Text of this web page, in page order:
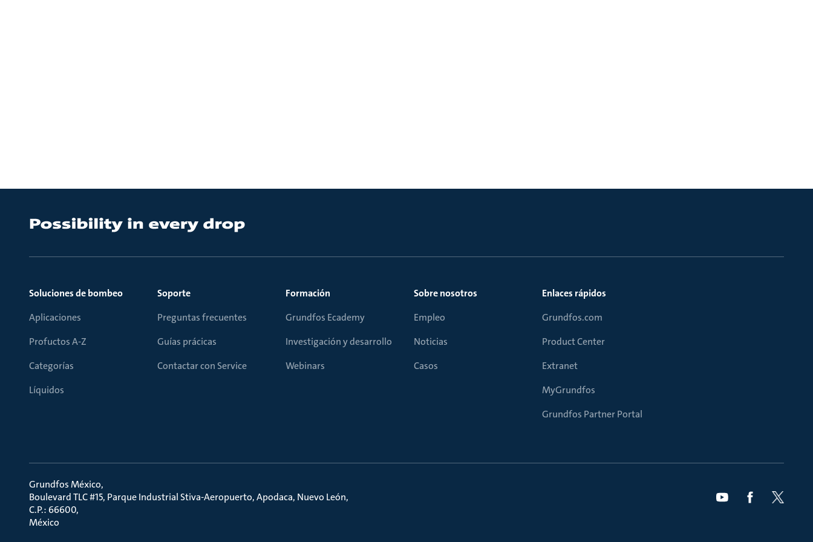
Soluciones de bombeo
Aplicaciones
Profuctos A-Z
Categorías
Líquidos
Soporte
Preguntas frecuentes
Guías prácicas
Contactar con Service
Formación
Grundfos Ecademy
Investigación y desarrollo
Webinars
Sobre nosotros
Empleo
Noticias
Casos
Enlaces rápidos
Grundfos.com
Product Center
Extranet
MyGrundfos
Grundfos Partner Portal
Grundfos México
Boulevard TLC #15, Parque Industrial Stiva-Aeropuerto, Apodaca, Nuevo León
C.P.: 66600
México